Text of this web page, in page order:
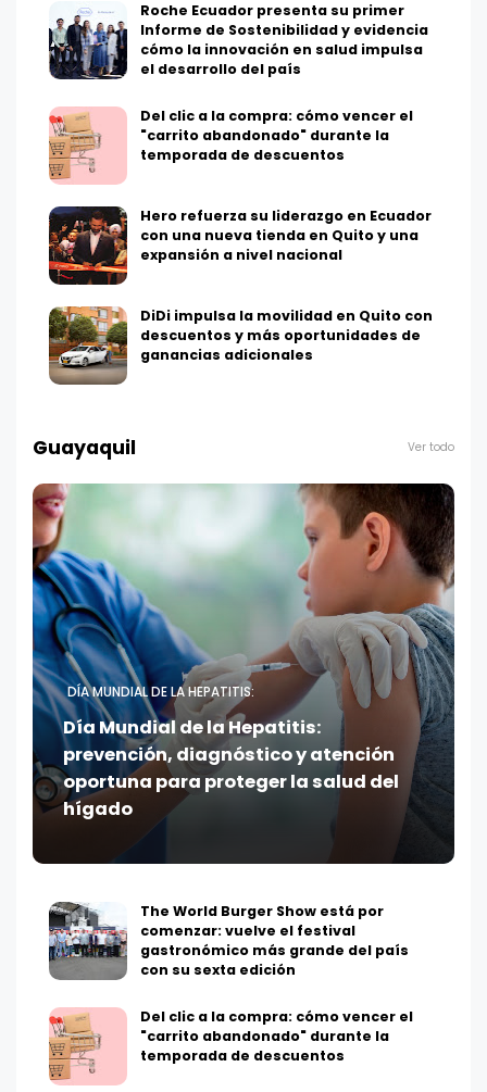
Roche Ecuador presenta su primer
Informe de Sostenibilidad y evidencia
cómo la innovación en salud impulsa
el desarrollo del país
Del clic a la compra: cómo vencer el
"carrito abandonado" durante la
temporada de descuentos
Hero refuerza su liderazgo en Ecuador
con una nueva tienda en Quito y una
expansión a nivel nacional
DiDi impulsa la movilidad en Quito con
descuentos y más oportunidades de
ganancias adicionales
Guayaquil Ver todo
DÍA MUNDIAL DE LA HEPATITIS:
Día Mundial de la Hepatitis:
prevención, diagnóstico y atención
oportuna para proteger la salud del
hígado
The World Burger Show está por
comenzar: vuelve el festival
gastronómico más grande del país
con su sexta edición
Del clic a la compra: cómo vencer el
"carrito abandonado" durante la
temporada de descuentos